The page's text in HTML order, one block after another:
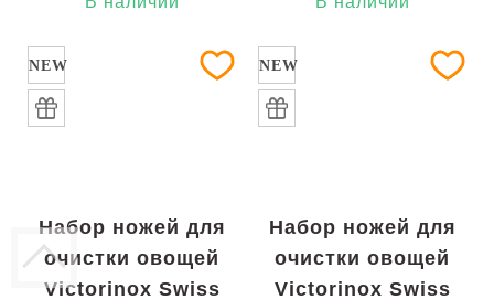
NEW
Набор ножей для
очистки овощей
Victorinox Swiss
NEW
Набор ножей для
очистки овощей
Victorinox Swiss